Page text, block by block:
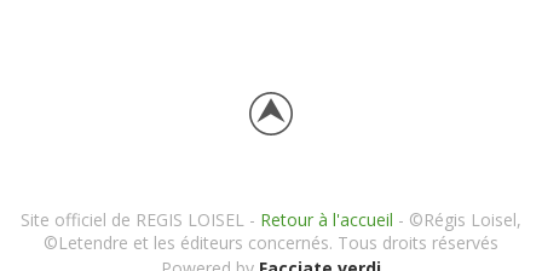
Site officiel de REGIS LOISEL - Retour à l'accueil - ©Régis Loisel,
©Letendre et les éditeurs concernés. Tous droits réservés